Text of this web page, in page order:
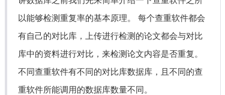
以能够检测重复率的基本原理。 每个查重软件都会
有自己的对比库，上传进行检测的论文都会与对比
库中的资料进行对比，来检测论文内容是否重复。
不同查重软件有不同的对比库数据库，且不同的查
重软件所能调用的数据库数量不同。